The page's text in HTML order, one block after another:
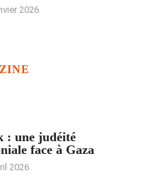
2026
: une judéité
face à Gaza
2026